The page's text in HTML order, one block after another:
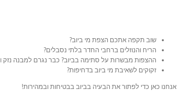
שוב תקפה אתכם הצפת מי ביוב?
הריח והנוזלים ברחבי החדר בלתי נסבלים?
ההצפות מבשרות על סתימה בביוב? כבר נגרם למבנה נזק
זקוקים לשאיבת מי ביוב בדחיפות?
אנחנו כאן כדי לפתור את הבעיה בביוב בבטיחות ובמהירות!